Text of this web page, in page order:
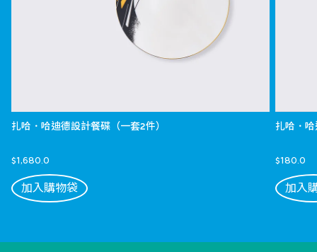
扎哈．哈迪德設計餐碟（一套2件）
$1,680.0
加入購物袋
扎哈．
$180.0
加入